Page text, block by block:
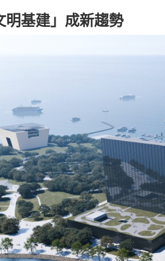
明基建」成新趨勢